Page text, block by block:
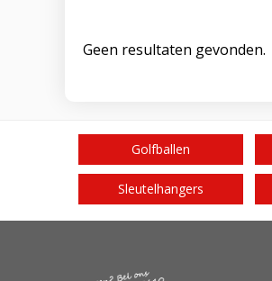
Geen resultaten gevonden.
Golfballen
Sleutelhangers